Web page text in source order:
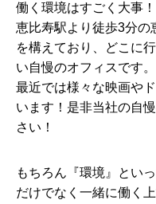
働く環境はすごく大事！
恵比寿駅より徒歩3分の
を構えており、どこに
い自慢のオフィスです。
最近では様々な映画や
います！是非当社の自
さい！
もちろん『環境』とい
だけでなく一緒に働く